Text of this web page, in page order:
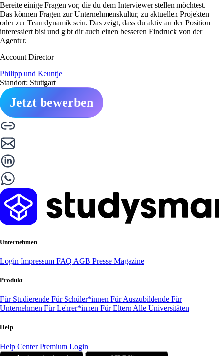
Bereite einige Fragen vor, die du dem Interviewer stellen möchtest.
Das können Fragen zur Unternehmenskultur, zu aktuellen Projekten
oder zur Teamdynamik sein. Das zeigt, dass du aktiv an der Position
interessiert bist und gibt dir auch einen besseren Eindruck von der
Agentur.
Account Director
Philipp und Keuntje
Standort: Stuttgart
Jetzt bewerben
Unternehmen
Login Impressum FAQ AGB Presse Magazine
Produkt
Für Studierende Für Schüler*innen Für Auszubildende Für
Unternehmen Für Lehrer*innen Für Eltern Alle Universitäten
Help
Help CenterPremium Login